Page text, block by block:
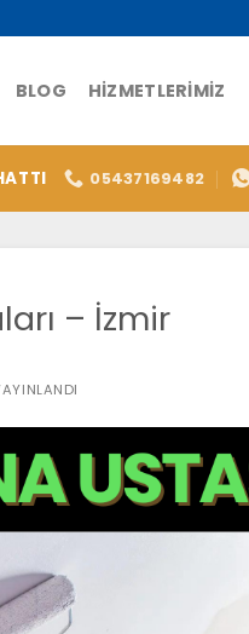
BLOG HIZMETLERIMIZ
05437169482
– İzmir